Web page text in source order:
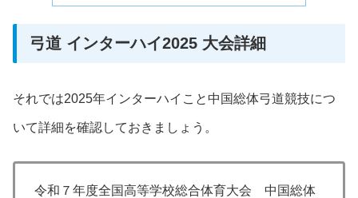
弓道 インターハイ2025 大会詳細
それでは2025年インターハイこと中国総体弓道競技につ
いて詳細を確認しておきましょう。
令和７年度全国高等学校総合体育大会 中国総体